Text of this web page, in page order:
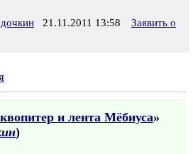
21.11.2011 13:58
Заявить о
и лента Мёбиуса»
)